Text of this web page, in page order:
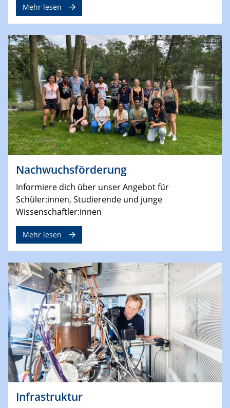
Mehr lesen
Nachwuchsförderung
Informiere dich über unser Angebot für
Schüler:innen, Studierende und junge
Wissenschaftler:innen
Mehr lesen
Infrastruktur